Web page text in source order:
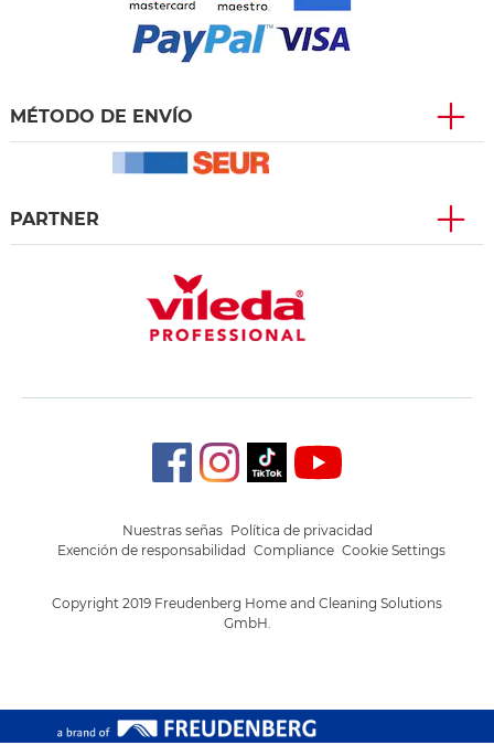
MÉTODO DE ENVÍO
PARTNER
Copyright 2019 Freudenberg Home and Cleaning Solutions
GmbH.
Nuestras señas Política de privacidad
Exención de responsabilidad Compliance Cookie Settings